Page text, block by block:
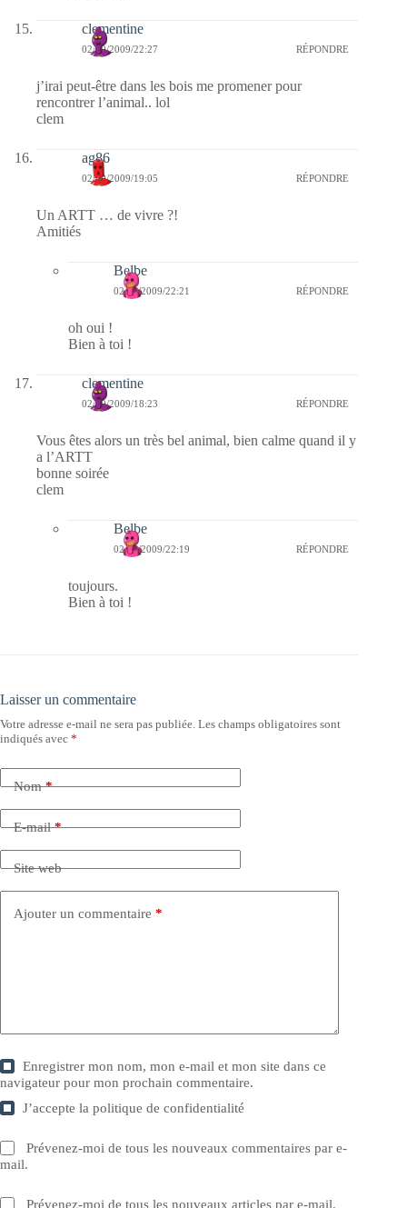
clementine
02/09/2009/22:27 RÉPONDRE
j’irai peut-être dans les bois me promener pour
rencontrer l’animal.. lol
clem
ag86
02/09/2009/19:05 RÉPONDRE
Un ARTT … de vivre ?!
Amitiés
Belbe
02/09/2009/22:21 RÉPONDRE
oh oui !
Bien à toi !
clementine
02/09/2009/18:23 RÉPONDRE
Vous êtes alors un très bel animal, bien calme quand il y
a l’ARTT
bonne soirée
clem
Belbe
02/09/2009/22:19 RÉPONDRE
toujours.
Bien à toi !
Laisser un commentaire
Votre adresse e-mail ne sera pas publiée. Les champs obligatoires sont
indiqués avec *
Nom*
E-mail*
Site web
Ajouter un commentaire *
Enregistrer mon nom, mon e-mail et mon site dans ce
navigateur pour mon prochain commentaire.
J’accepte lapolitique de confidentialité
Prévenez-moi de tous les nouveaux commentaires par e-
mail.
Prévenez-moi de tous les nouveaux articles par e-mail.